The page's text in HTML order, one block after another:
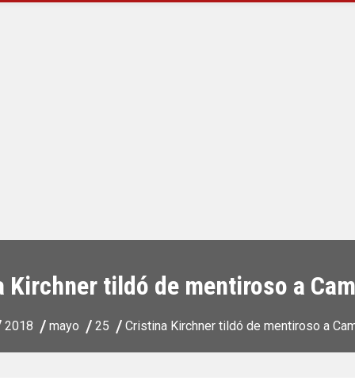
Kirchner tildó de mentiroso a
2018 mayo 25 Cristina Kirchner tildó de mentiroso a